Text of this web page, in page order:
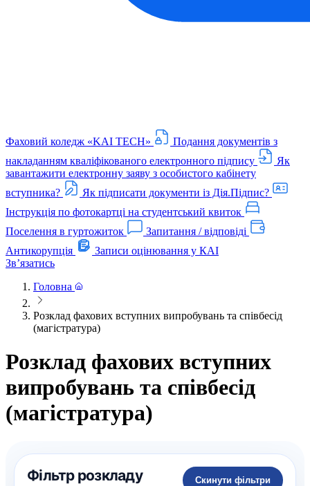
Фаховий коледж «KAI TECH»
Подання документів з
накладанням кваліфікованого електронного підпису
Як
завантажити електронну заяву з особистого кабінету
вступника?
Як підписати документи із Дія.Підпис?
Інструкція по фотокартці на студентський квиток
Поселення в гуртожиток
Запитання / відповіді
Антикорупція
Записи оцінювання у КАІ
Звʼязатись
Головна
Розклад фахових вступних випробувань та співбесід
(магістратура)
Розклад фахових вступних
випробувань та співбесід
(магістратура)
Фільтр розкладу Скинути фільтри